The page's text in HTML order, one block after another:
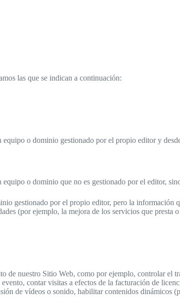
las que se indican a continuación:
o dominio gestionado por el propio editor y
o dominio que no es gestionado por el editor,
gestionado por el propio editor, pero la información
(por ejemplo, la mejora de los servicios que presta
de nuestro Sitio Web, como por ejemplo, controlar el
contar visitas a efectos de la facturación de
de vídeos o sonido, habilitar contenidos dinámicos